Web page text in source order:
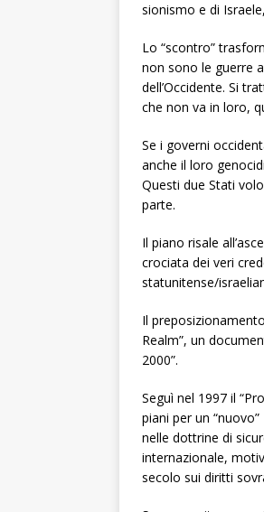
sionismo e di
Lo “scontro”
non sono le guerre
dell’Occidente. Si
che non va in loro,
Se i governi
anche il loro
Questi due Stati
parte.
Il piano risale
crociata dei veri
statunitense/
Il
Realm”, un
2000”.
Seguì nel 1997 il
piani per un
nelle dottrine di
internazionale,
secolo sui diritti